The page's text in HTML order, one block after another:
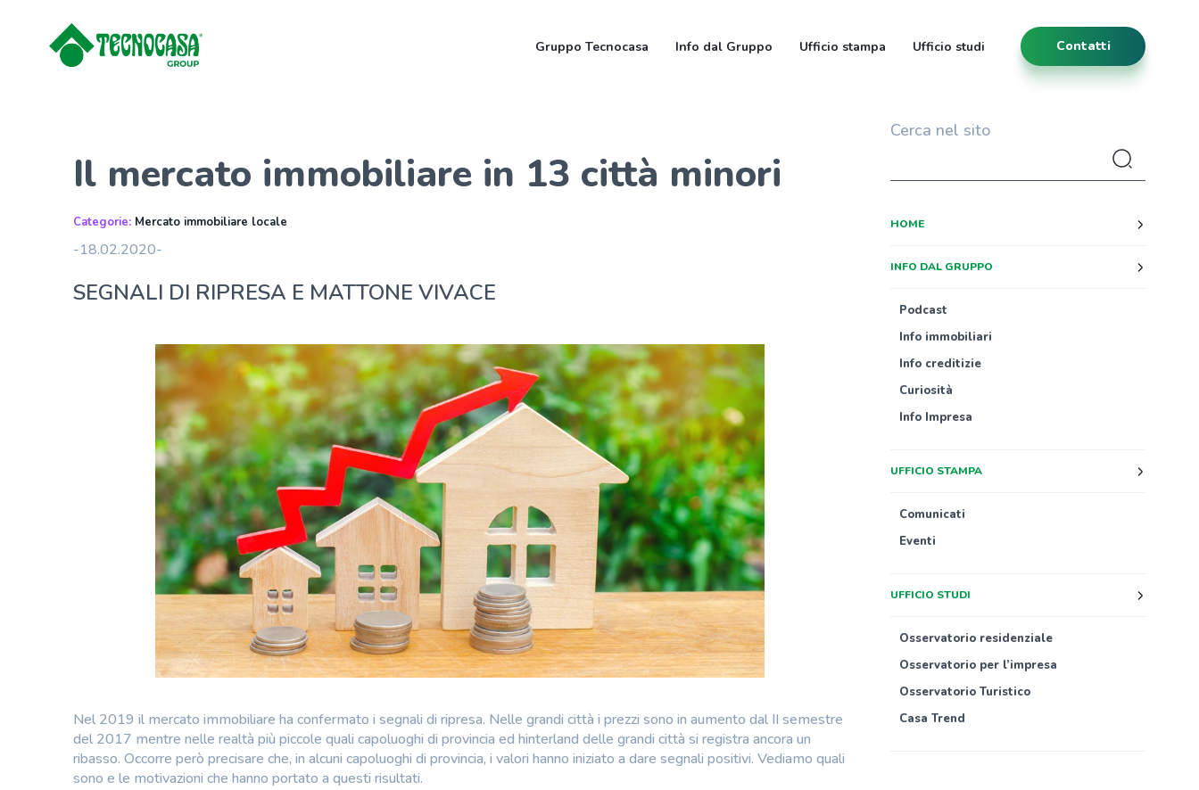
Contatti
Gruppo Tecnocasa Info dal Gruppo Ufficio stampa Ufficio studi
Il mercato immobiliare in 13 città minori
Categorie: Mercato immobiliare locale
-18.02.2020-
SEGNALI DI RIPRESA E MATTONE VIVACE
Nel 2019 il mercato immobiliare ha confermato i segnali di ripresa. Nelle grandi città i prezzi sono in aumento dal II semestre
del 2017 mentre nelle realtà più piccole quali capoluoghi di provincia ed hinterland delle grandi città si registra ancora un
ribasso. Occorre però precisare che, in alcuni capoluoghi di provincia, i valori hanno iniziato a dare segnali positivi. Vediamo quali
sono e le motivazioni che hanno portato a questi risultati.
Cerca nel sito
HOME
INFO DAL GRUPPO
Podcast
Info immobiliari
Info creditizie
Curiosità
Info Impresa
UFFICIO STAMPA
Comunicati
Eventi
UFFICIO STUDI
Osservatorio residenziale
Osservatorio per l’impresa
Osservatorio Turistico
Casa Trend